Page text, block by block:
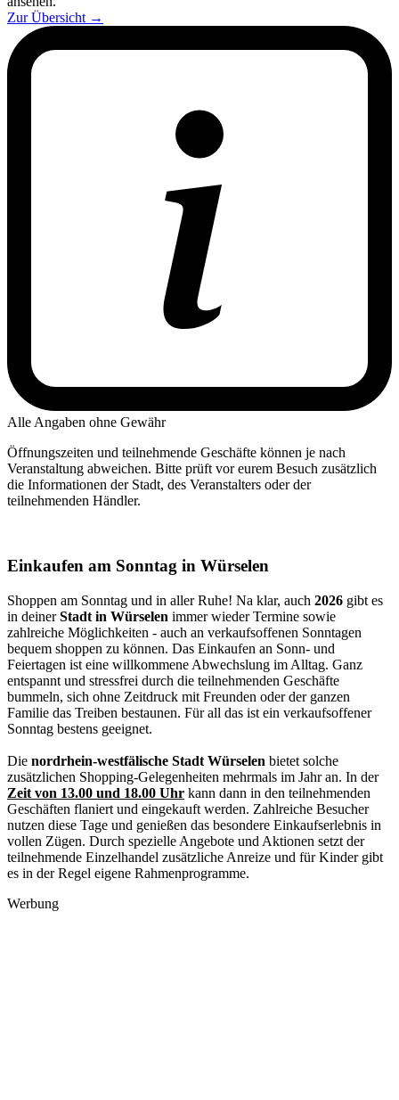
Zur Übersicht →
Alle Angaben ohne Gewähr
Öffnungszeiten und teilnehmende Geschäfte können je nach
Veranstaltung abweichen. Bitte prüft vor eurem Besuch zusätzlich
die Informationen der Stadt, des Veranstalters oder der
teilnehmenden Händler.
Einkaufen am Sonntag in Würselen
Shoppen am Sonntag und in aller Ruhe! Na klar, auch 2026 gibt es
in deinerStadt in Würselen immer wieder Termine sowie
zahlreiche Möglichkeiten - auch an verkaufsoffenen Sonntagen
bequem shoppen zu können. Das Einkaufen an Sonn- und
Feiertagen ist eine willkommene Abwechslung im Alltag. Ganz
entspannt und stressfrei durch die teilnehmenden Geschäfte
bummeln, sich ohne Zeitdruck mit Freunden oder der ganzen
Familie das Treiben bestaunen. Für all das ist ein verkaufsoffener
Sonntag bestens geeignet.
Die nordrhein-westfälische Stadt Würselen bietet solche
zusätzlichen Shopping-Gelegenheiten mehrmals im Jahr an. In der
Zeit von 13.00 und 18.00 Uhr kann dann in den teilnehmenden
Geschäften flaniert und eingekauft werden. Zahlreiche Besucher
nutzen diese Tage und genießen das besondere Einkaufserlebnis in
vollen Zügen. Durch spezielle Angebote und Aktionen setzt der
teilnehmende Einzelhandel zusätzliche Anreize und für Kinder gibt
es in der Regel eigene Rahmenprogramme.
Werbung